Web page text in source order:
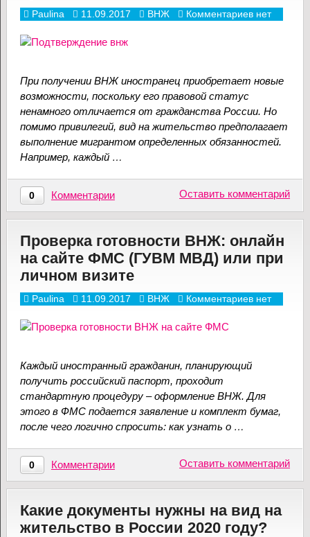
Paulina 11.09.2017 ВНЖ Комментариев нет
При получении ВНЖ иностранец приобретает новые
возможности, поскольку его правовой статус
ненамного отличается от гражданства России. Но
помимо привилегий, вид на жительство предполагает
выполнение мигрантом определенных обязанностей.
Например, каждый …
0 Комментарии Оставить комментарий
Проверка готовности ВНЖ: онлайн
на сайте ФМС (ГУВМ МВД) или при
личном визите
Paulina 11.09.2017 ВНЖ Комментариев нет
Каждый иностранный гражданин, планирующий
получить российский паспорт, проходит
стандартную процедуру – оформление ВНЖ. Для
этого в ФМС подается заявление и комплект бумаг,
после чего логично спросить: как узнать о …
0 Комментарии Оставить комментарий
Какие документы нужны на вид на
жительство в России 2020 году?